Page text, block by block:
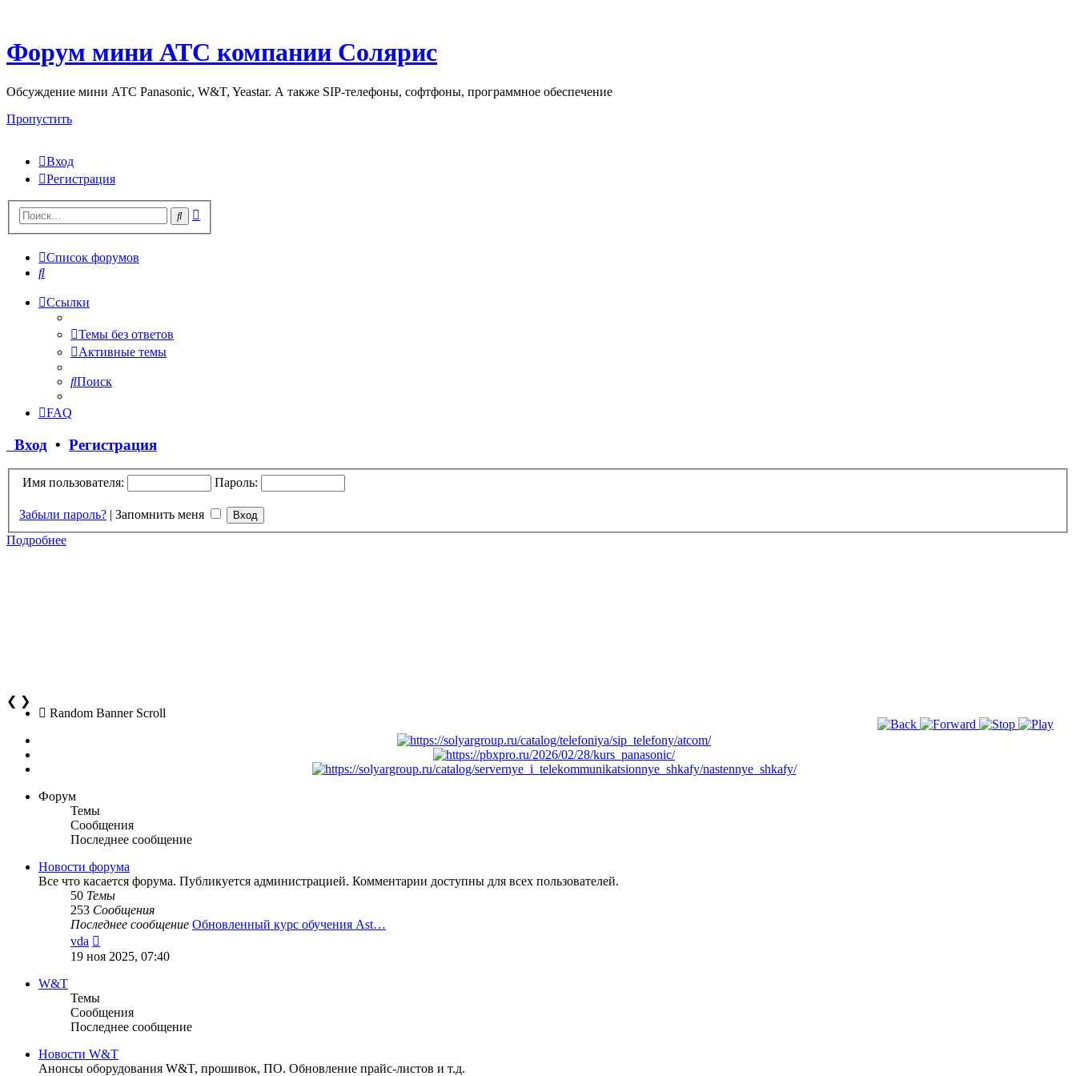
Форум мини АТС компании Солярис
Обсуждение мини АТС Panasonic, W&T, Yeastar. А также SIP-телефоны, софтфоны, программное обеспечение
Пропустить
Вход
Регистрация
Поиск
Список форумов
Поиск
Ссылки
Темы без ответов
Активные темы
Поиск
FAQ
Вход • Регистрация
Имя пользователя: Пароль:
Забыли пароль? | Запомнить меня
Подробнее
❮ ❯
Random Banner Scroll
Форум
Темы
Сообщения
Последнее сообщение
Новости форума
Все что касается форума. Публикуется администрацией. Комментарии доступны для всех пользователей.
50 Темы
253 Сообщения
Последнее сообщение Обновленный курс обучения Ast…
vda
к
последнему
19 ноя 2025, 07:40
W&T
Темы
Сообщения
Последнее сообщение
Новости W&T
Анонсы оборудования W&T, прошивок, ПО. Обновление прайс-листов и т.д.